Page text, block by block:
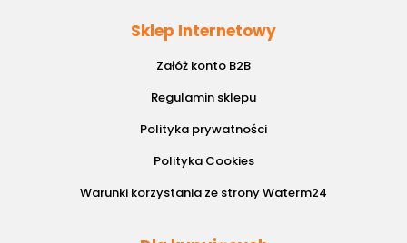
Sklep Internetowy
Załóż konto B2B
Regulamin sklepu
Polityka prywatności
Polityka Cookies
Warunki korzystania ze strony Waterm24